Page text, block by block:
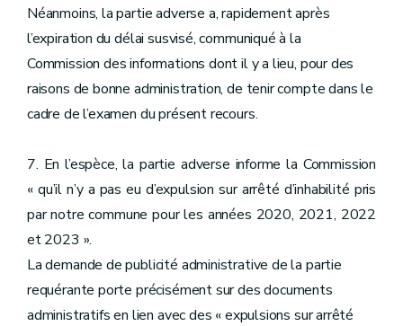
Néanmoins, la partie adverse a, rapidement après
l’expiration du délai susvisé, communiqué à la
Commission des informations dont il y a lieu, pour des
raisons de bonne administration, de tenir compte dans le
cadre de l’examen du présent recours.
7. En l’espèce, la partie adverse informe la Commission
« qu’il n’y a pas eu d’expulsion sur arrêté d’inhabilité pris
par notre commune pour les années 2020, 2021, 2022
et 2023 ».
La demande de publicité administrative de la partie
requérante porte précisément sur des documents
administratifs en lien avec des « expulsions sur arrêté